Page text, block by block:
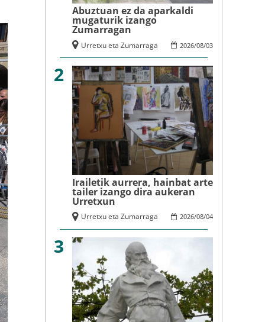
Abuztuan ez da aparkaldi
mugaturik izango
Zumarragan
2026/08/03
Urretxu eta Zumarraga
2
Irailetik aurrera, hainbat arte
tailer izango dira aukeran
Urretxun
2026/08/04
Urretxu eta Zumarraga
3